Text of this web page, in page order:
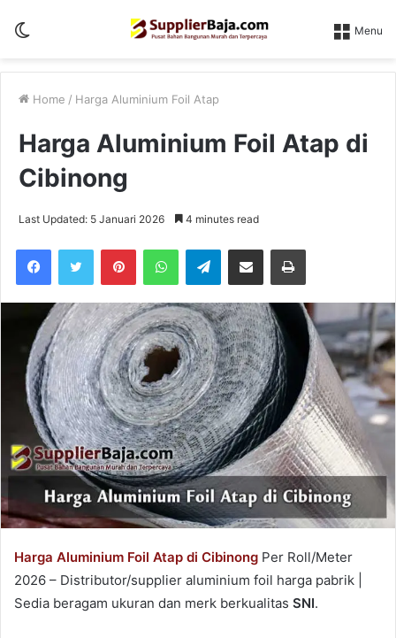
Menu
Home / Harga Aluminium Foil Atap
Harga Aluminium Foil Atap di
Cibinong
Last Updated: 5 Januari 2026 4 minutes read
PinterestWhatsAppTelegramShare via Email Print
Harga Aluminium Foil Atap di Cibinong Per Roll/Meter
2026 – Distributor/supplier aluminium foil harga pabrik |
Sedia beragam ukuran dan merk berkualitas SNI.